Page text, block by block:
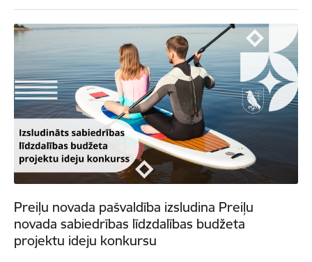
Preiļu novada pašvaldība izsludina Preiļu
novada sabiedrības līdzdalības budžeta
projektu ideju konkursu